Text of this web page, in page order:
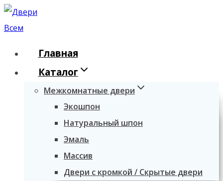
Перейти
к
Главная
Каталог
Межкомнатные двери
Экошпон
Натуральный шпон
Эмаль
Массив
Двери с кромкой / Скрытые двери